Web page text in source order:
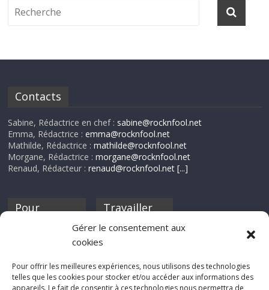
Gérer le consentement aux
cookies
Pour offrir les meilleures expériences, nous utilisons des technologies
telles que les cookies pour stocker et/ou accéder aux informations des
appareils. Le fait de consentir à ces technologies nous permettra de
Contacts
Sabine, Rédactrice en chef : sabine@rocknfool.net
Emma, Rédactrice :emma@rocknfool.net
Mathilde, Rédactrice :mathilde@rocknfool.net
Morgane, Rédactrice :morgane@rocknfool.net
Renaud, Rédacteur :renaud@rocknfool.net [...]
Pour
discothèque
Travailler
Si tu souhaites
Rocknfool, n'hésite
pas à nous envoyer